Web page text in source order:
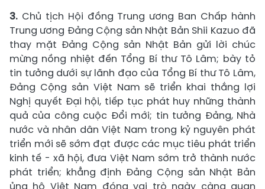
3. Chủ tịch Hội đồng Trung ương Ban Chấp hành
Trung ương Đảng Cộng sản Nhật Bản Shii Kazuo đã
thay mặt Đảng Cộng sản Nhật Bản gửi lời chúc
mừng nồng nhiệt đến Tổng Bí thư Tô Lâm; bày tỏ
tin tưởng dưới sự lãnh đạo của Tổng Bí thư Tô Lâm,
Đảng Cộng sản Việt Nam sẽ triển khai thắng lợi
Nghị quyết Đại hội, tiếp tục phát huy những thành
quả của công cuộc Đổi mới; tin tưởng Đảng, Nhà
nước và nhân dân Việt Nam trong kỷ nguyên phát
triển mới sẽ sớm đạt được các mục tiêu phát triển
kinh tế - xã hội, đưa Việt Nam sớm trở thành nước
phát triển; khẳng định Đảng Cộng sản Nhật Bản
ủng hộ Việt Nam đóng vai trò ngày càng quan